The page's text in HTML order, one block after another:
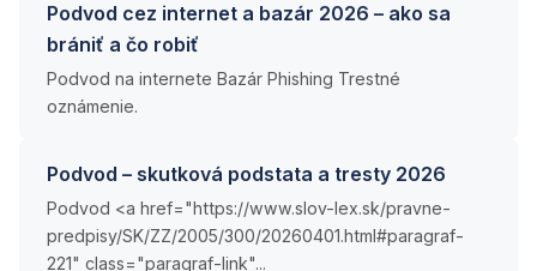
Podvod cez internet a bazár 2026 – ako sa
brániť a čo robiť
Podvod na internete Bazár Phishing Trestné
oznámenie.
Podvod – skutková podstata a tresty 2026
Podvod <a href="https://www.slov-lex.sk/pravne-
predpisy/SK/ZZ/2005/300/20260401.html#paragraf-
221" class="paragraf-link"...